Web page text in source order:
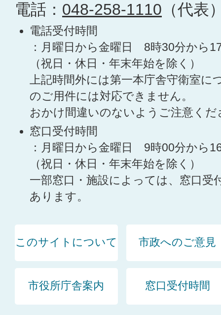
電話： 048-258-1110 （代表
電話受付時間
：月曜日から金曜日 8時30分から
（祝日・休日・年末年始を除く）
上記時間外には第一本庁舎守衛室に
のご用件には対応できません。
おかけ間違いのないようご注意くだ
窓口受付時間
：月曜日から金曜日 9時00分から
（祝日・休日・年末年始を除く）
一部窓口・施設によっては、窓口受
あります。
このサイトについて 市政へのご意見
市役所庁舎案内 窓口受付時間